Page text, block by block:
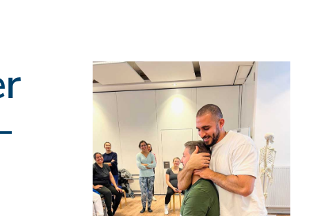
Vorstand
Mitgliedschaft
Satzung